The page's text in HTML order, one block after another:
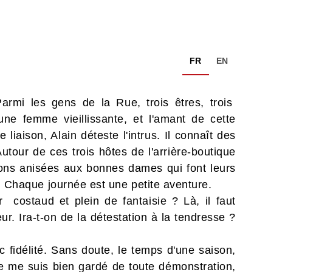
FR EN
les gens de la Rue, trois êtres, trois
femme vieillissante, et l'amant de cette
liaison, Alain déteste l'intrus. Il connaît des
de ces trois hôtes de l'arrière-boutique
anisées aux bonnes dames qui font leurs
journée est une petite aventure.
costaud et plein de fantaisie ? Là, il faut
Ira-t-on de la détestation à la tendresse ?
fidélité. Sans doute, le temps d'une saison,
suis bien gardé de toute démonstration,